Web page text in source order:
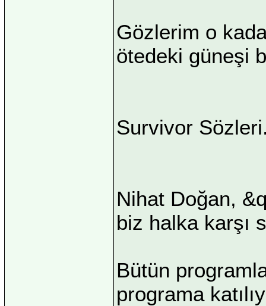
Gözlerim o
ötedeki güneşi
Survivor
Nihat Doğan,
biz halka karşı
Bütün
programa